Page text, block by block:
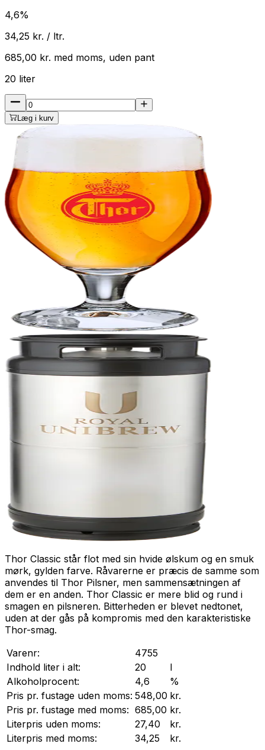
4,6%
34,25 kr. / ltr.
685,00 kr. med moms, uden pant
20 liter
Læg i kurv
Thor Classic står flot med sin hvide ølskum og en smuk
mørk, gylden farve. Råvarerne er præcis de samme som
anvendes til Thor Pilsner, men sammensætningen af
dem er en anden. Thor Classic er mere blid og rund i
smagen en pilsneren. Bitterheden er blevet nedtonet,
uden at der gås på kompromis med den karakteristiske
Thor-smag.
Varenr:
4755
Indhold liter i alt:
20
l
Alkoholprocent:
4,6
%
Pris pr. fustage uden moms: 548,00 kr.
Pris pr. fustage med moms: 685,00 kr.
Literpris uden moms:
27,40
kr.
Literpris med moms:
34,25
kr.